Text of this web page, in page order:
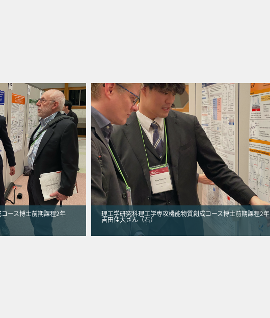
ース博士前期課程2年 理工学研究科理工学専攻機能物質創成コース博士前期課程2年
吉田佳大さん（右）